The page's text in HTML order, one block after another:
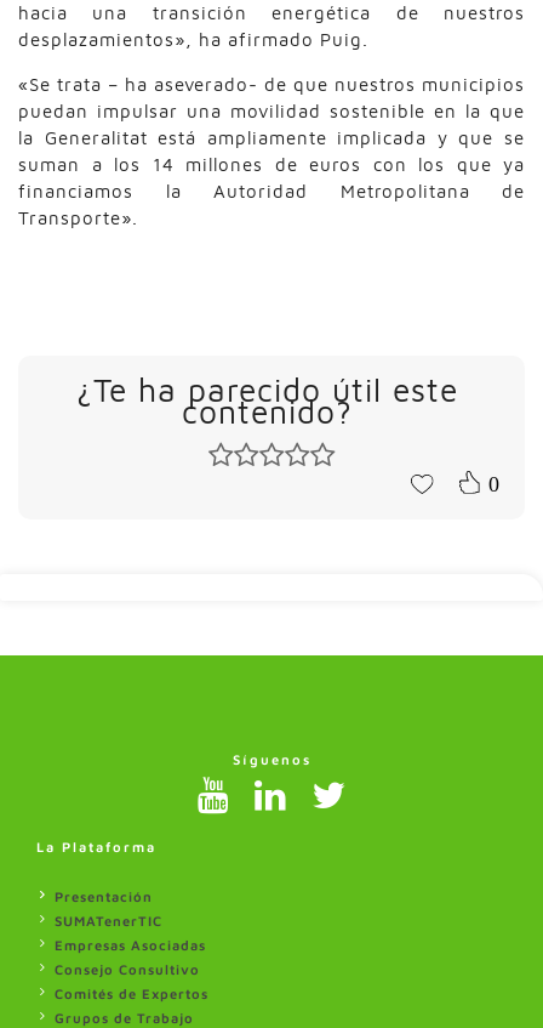
hacia una transición energética de nuestros
desplazamientos», ha afirmado Puig.
«Se trata – ha aseverado- de que nuestros municipios
puedan impulsar una movilidad sostenible en la que
la Generalitat está ampliamente implicada y que se
suman a los 14 millones de euros con los que ya
financiamos la Autoridad Metropolitana de
Transporte».
¿Te ha parecido útil este
contenido?
0
Síguenos
La Plataforma
Presentación
SUMATenerTIC
Empresas Asociadas
Consejo Consultivo
Comités de Expertos
Grupos de Trabajo